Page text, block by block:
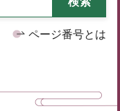
ページ番号とは